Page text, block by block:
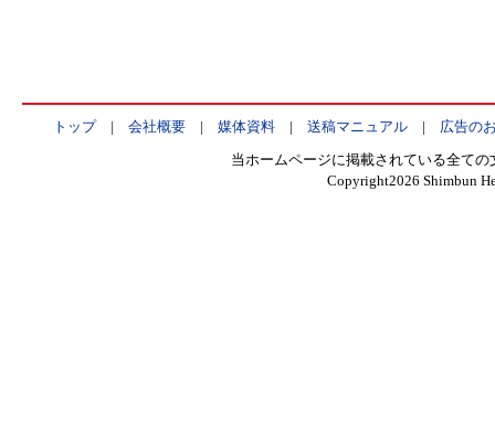
トップ| 会社概要| 媒体資料| 送稿マニュアル| 広告の
当ホームページに掲載されている全て
Copyright2026 Shimbun